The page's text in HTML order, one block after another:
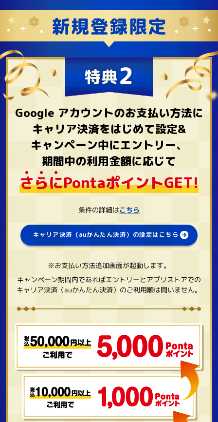
Google アカウントのお支払い方法に
キャリア決済をはじめて設定&
キャンペーン中にエントリー、
期間中の利用金額に応じて
さらにPontaポイントGET!
条件の詳細はこちら
キャリア決済（auかんたん決済）の設定はこちら
※お支払い方法追加画面が起動します。
キャンペーン期間内であればエントリーとアプリストアでの
キャリア決済（auかんたん決済）のご利用順は問いません。